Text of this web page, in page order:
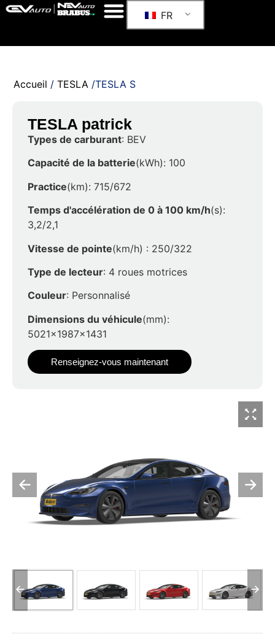
FR
Accueil / TESLA /TESLA S
TESLA patrick
Types de carburant: BEV
Capacité de la batterie(kWh): 100
Practice(km): 715/672
Temps d'accélération de 0 à 100 km/h(s):
3,2/2,1
Vitesse de pointe(km/h) : 250/322
Type de lecteur: 4 roues motrices
Couleur: Personnalisé
Dimensions du véhicule(mm):
5021x1987x1431
Renseignez-vous maintenant